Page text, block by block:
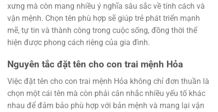
xưng mà còn mang nhiều ý nghĩa sâu sắc về tính cách và
vận mệnh. Chọn tên phù hợp sẽ giúp trẻ phát triển mạnh
mẽ, tự tin và thành công trong cuộc sống, đồng thời thể
hiện được phong cách riêng của gia đình.
Nguyên tắc đặt tên cho con trai mệnh Hỏa
Việc đặt tên cho con trai mệnh Hỏa không chỉ đơn thuần là
chọn một cái tên mà còn phải cân nhắc nhiều yếu tố khác
nhau để đảm bảo phù hợp với bản mệnh và mang lại vận